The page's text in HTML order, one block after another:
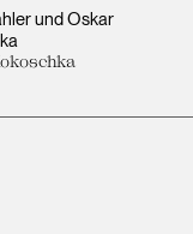
und Oskar